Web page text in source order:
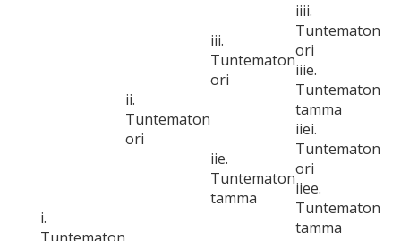
i.
ii.
Tuntematon
ori
iii.
Tuntematon
ori
iiii.
Tuntematon
ori
iiie.
Tuntematon
tamma
iie.
Tuntematon
tamma
iiei.
Tuntematon
ori
iiee.
Tuntematon
tamma